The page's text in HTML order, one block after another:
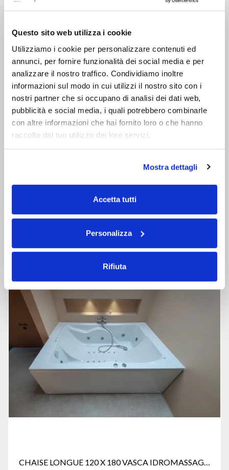
Questo sito web utilizza i cookie
Utilizziamo i cookie per personalizzare contenuti ed
annunci, per fornire funzionalità dei social media e per
analizzare il nostro traffico. Condividiamo inoltre
informazioni sul modo in cui utilizzi il nostro sito con i
nostri partner che si occupano di analisi dei dati web,
pubblicità e social media, i quali potrebbero combinarle
con altre informazioni che hai fornito loro o che hanno
raccolto dal tuo utilizzo dei loro servizi.
Mostra dettagli
Accetta tutti
Personalizza
Rifiuta
QUEEN 160X160 VASCA IDROMASSAGGIO